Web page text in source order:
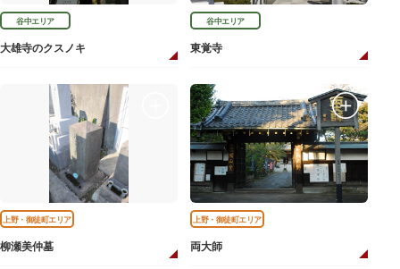
谷中エリア
大雄寺のクスノキ
谷中エリア
東覚寺
上野・御徒町エリア
柳瀬美仲墓
上野・御徒町エリア
両大師